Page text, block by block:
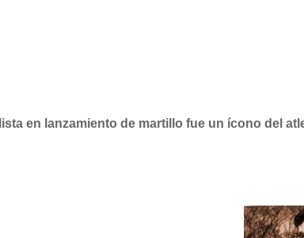
en lanzamiento de martillo fue un ícono del